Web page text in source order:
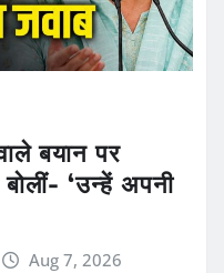
बयान पर
‘उन्हें अपनी
Aug 7, 2026